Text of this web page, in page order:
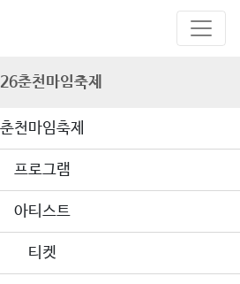
춘천마임축제
춘천마임축제
프로그램
아티스트
티켓